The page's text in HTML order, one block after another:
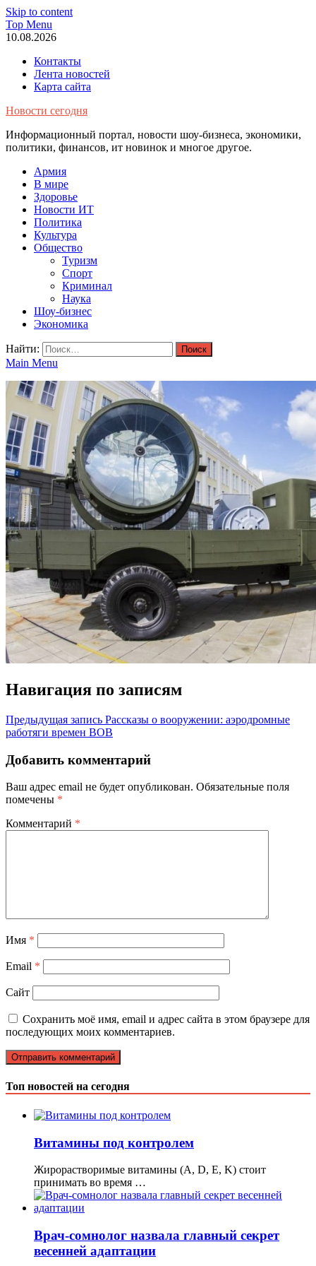
Skip to content
Top Menu
10.08.2026
Контакты
Лента новостей
Карта сайта
Новости сегодня
Информационный портал, новости шоу-бизнеса, экономики,
политики, финансов, ит новинок и многое другое.
Армия
В мире
Здоровье
Новости ИТ
Политика
Культура
Общество
Туризм
Спорт
Криминал
Наука
Шоу-бизнес
Экономика
Найти:
Main Menu
Навигация по записям
Предыдущая запись Рассказы о вооружении: аэродромные
работяги времен ВОВ
Добавить комментарий
Ваш адрес email не будет опубликован. Обязательные поля
помечены *
Комментарий *
Имя *
Email *
Сайт
Сохранить моё имя, email и адрес сайта в этом браузере для
последующих моих комментариев.
Топ новостей на сегодня
Витамины под контролем
Жирорастворимые витамины (A, D, E, K) стоит
принимать во время …
Врач-сомнолог назвала главный секрет
весенней адаптации